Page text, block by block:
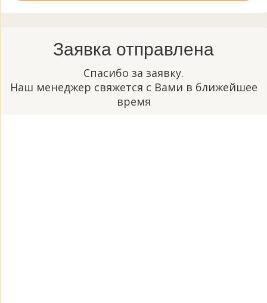
Заявка отправлена
Спасибо за заявку.
Наш менеджер свяжется с Вами в ближейшее
время